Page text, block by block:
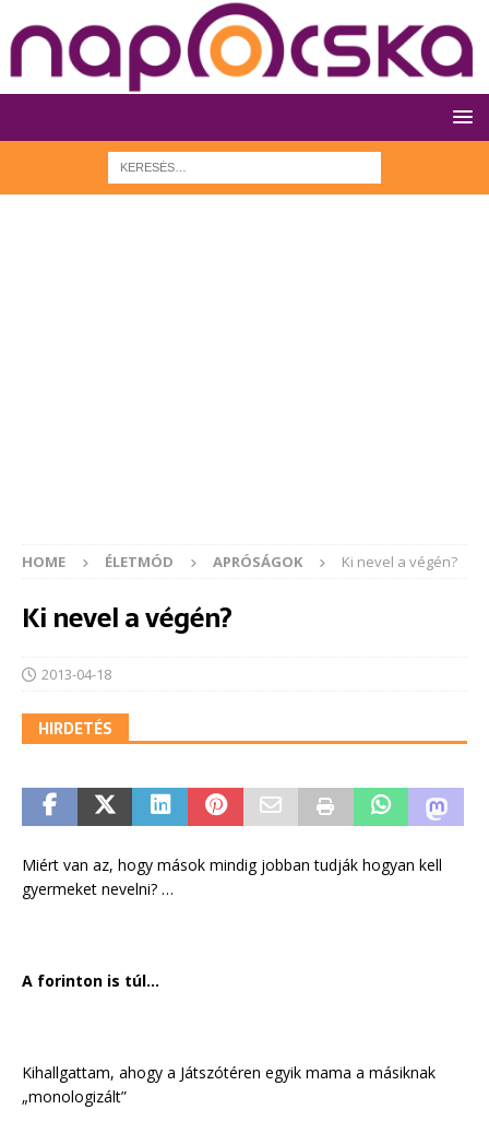
HOME ÉLETMÓD APRÓSÁGOK Ki nevel a végén?
Ki nevel a végén?
2013-04-18
HIRDETÉS
Miért van az, hogy mások mindig jobban tudják hogyan kell
gyermeket nevelni? …
A forinton is túl…
Kihallgattam, ahogy a Játszótéren egyik mama a másiknak
„monologizált”